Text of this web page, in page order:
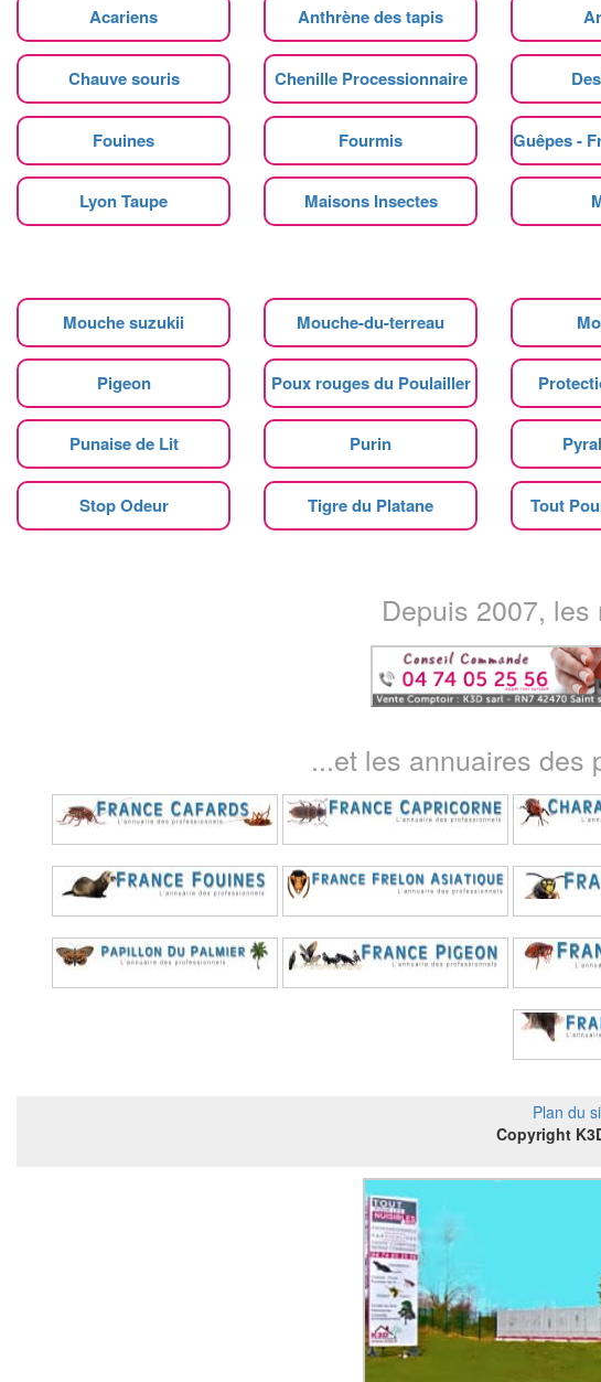
Acariens Anthrène des tapis
Chauve souris Chenille Processionnaire
Fouines Fourmis Guêpes -
Lyon Taupe Maisons Insectes
Mouche suzukii Mouche-du-terreau
Pigeon Poux rouges du Poulailler
Punaise de Lit Purin
Stop Odeur Tigre du Platane Tout
Depuis 2007,
...et les annuaires des
Plan du
Copyright